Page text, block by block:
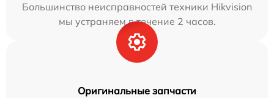
Большинство неисправностей техники Hikvision
мы устраняем в течение 2 часов.
Оригинальные запчасти